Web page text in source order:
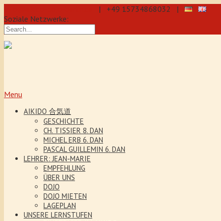
| +49 15734868032 |
Soziale Netzwerke:
Menu
AIKIDO 合気道
GESCHICHTE
CH. TISSIER 8. DAN
MICHEL ERB 6. DAN
PASCAL GUILLEMIN 6. DAN
LEHRER: JEAN-MARIE
EMPFEHLUNG
ÜBER UNS
DOJO
DOJO MIETEN
LAGEPLAN
UNSERE LERNSTUFEN